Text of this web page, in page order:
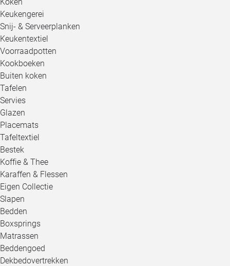
Keukengerei
Snij- & Serveerplanken
Keukentextiel
Voorraadpotten
Kookboeken
Buiten koken
Tafelen
Servies
Glazen
Placemats
Tafeltextiel
Bestek
Koffie & Thee
Karaffen & Flessen
Eigen Collectie
Slapen
Bedden
Boxsprings
Matrassen
Beddengoed
Dekbedovertrekken